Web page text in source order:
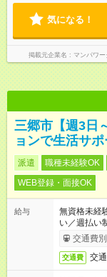
気になる！
掲載元企業名 マンパワ
三郷市【週3日
ョンで生活サポ
派遣 職種未経験OK
WEB登録・面接OK
給与
無資格未
い／週払い
完了次第の
交通費
交通費 交